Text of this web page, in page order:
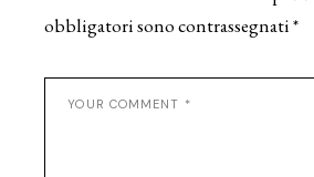
obbligatori sono contrassegnati*